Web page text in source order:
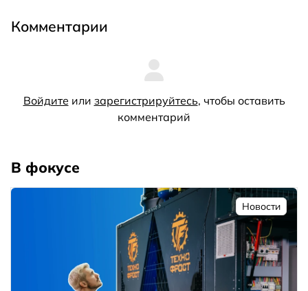
Комментарии
Войдите или зарегистрируйтесь, чтобы оставить
комментарий
В фокусе
Новости